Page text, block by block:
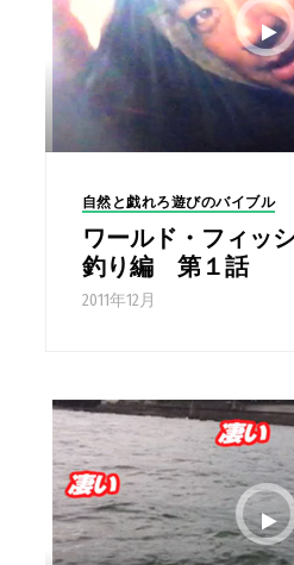
自然と戯れろ遊びのバイブル
ワールド・フィッ
釣り編 第１話
2011年12月